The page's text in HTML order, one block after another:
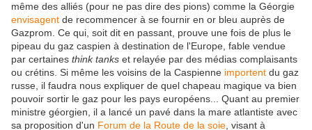
même des alliés (pour ne pas dire des pions) comme la Géorgie
envisagent de recommencer à se fournir en or bleu auprès de
Gazprom. Ce qui, soit dit en passant, prouve une fois de plus le
pipeau du gaz caspien à destination de l'Europe, fable vendue
par certaines think tanks et relayée par des médias complaisants
ou crétins. Si même les voisins de la Caspienne importent du gaz
russe, il faudra nous expliquer de quel chapeau magique va bien
pouvoir sortir le gaz pour les pays européens... Quant au premier
ministre géorgien, il a lancé un pavé dans la mare atlantiste avec
sa proposition d'un Forum de la Route de la soie , visant à